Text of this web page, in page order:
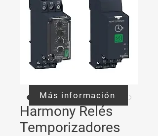
Harmony Relés
Temporizadores
Más información